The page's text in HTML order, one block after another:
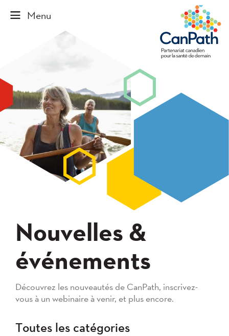
Nouvelles &
événements
Découvrez les nouveautés de CanPath, inscrivez-
vous à un webinaire à venir, et plus encore.
Toutes les catégories